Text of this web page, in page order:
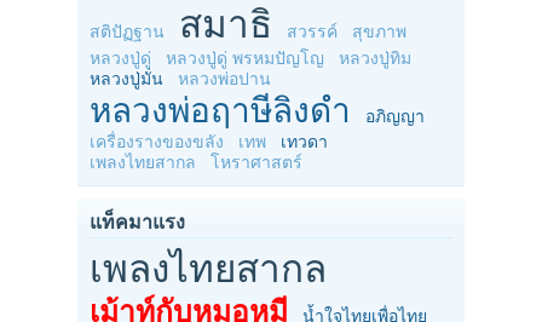
สติปัฏฐาน สมาธิ สวรรค์
สุขภาพ
หลวงปู่ดู่
หลวงปู่ดู่ พรหมปัญโญ
หลวงปู่ทิม
หลวงปู่มั่น
หลวงพ่อปาน
หลวงพ่อฤาษีลิงดำ
อภิญญา
เครื่องรางของขลัง
เทพ
เทวดา
เพลงไทยสากล
โหราศาสตร์
แท็คมาแรง
เพลงไทยสากล
เม้าท์กับหมอหมี น้ำใจไทยเพื่อไทย